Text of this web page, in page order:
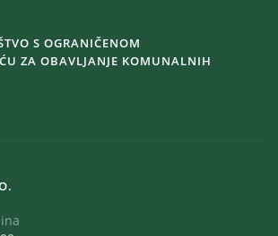
S OGRANIČENOM
ZA OBAVLJANJE KOMUNALNIH